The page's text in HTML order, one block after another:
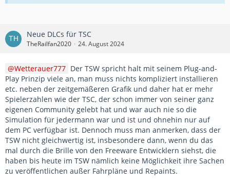
Neue DLCs für TSC
TheRailfan2020 24. August 2024
Wetterauer777 Der TSW spricht halt mit seinem Plug-and-
Play Prinzip viele an, man muss nichts kompliziert installieren
etc. neben der zeitgemäßeren Grafik und daher hat er mehr
Spielerzahlen wie der TSC, der schon immer von seiner ganz
eigenen Community gelebt hat und war auch nie so die
Simulation für jedermann war und ist und ohnehin nur auf
dem PC verfügbar ist. Dennoch muss man anmerken, dass der
TSW nicht gleichwertig ist, insbesondere dann, wenn du das
mal durch die Brille von den Freeware Entwicklern siehst, die
haben bis heute im TSW nämlich keine Möglichkeit ihre Sachen
zu veröffentlichen außer Fahrpläne und Repaints.